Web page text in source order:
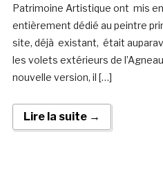
Patrimoine Artistique ont mis
entièrement dédié au peintre
site, déjà existant, était
les volets extérieurs de
nouvelle version, il […]
Lire la suite →